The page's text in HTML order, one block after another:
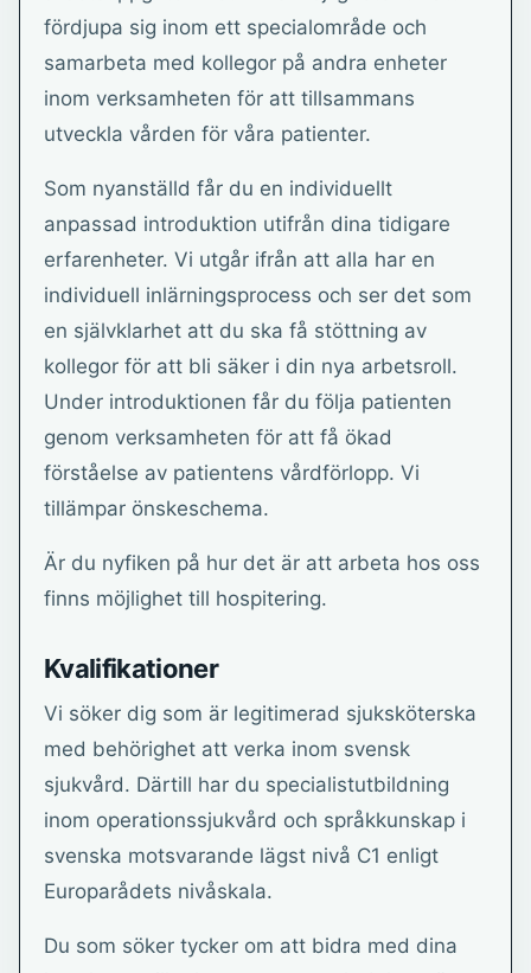
fördjupa sig inom ett specialområde och
samarbeta med kollegor på andra enheter
inom verksamheten för att tillsammans
utveckla vården för våra patienter.
Som nyanställd får du en individuellt
anpassad introduktion utifrån dina tidigare
erfarenheter. Vi utgår ifrån att alla har en
individuell inlärningsprocess och ser det som
en självklarhet att du ska få stöttning av
kollegor för att bli säker i din nya arbetsroll.
Under introduktionen får du följa patienten
genom verksamheten för att få ökad
förståelse av patientens vårdförlopp. Vi
tillämpar önskeschema.
Är du nyfiken på hur det är att arbeta hos oss
finns möjlighet till hospitering.
Kvalifikationer
Vi söker dig som är legitimerad sjuksköterska
med behörighet att verka inom svensk
sjukvård. Därtill har du specialistutbildning
inom operationssjukvård och språkkunskap i
svenska motsvarande lägst nivå C1 enligt
Europarådets nivåskala.
Du som söker tycker om att bidra med dina